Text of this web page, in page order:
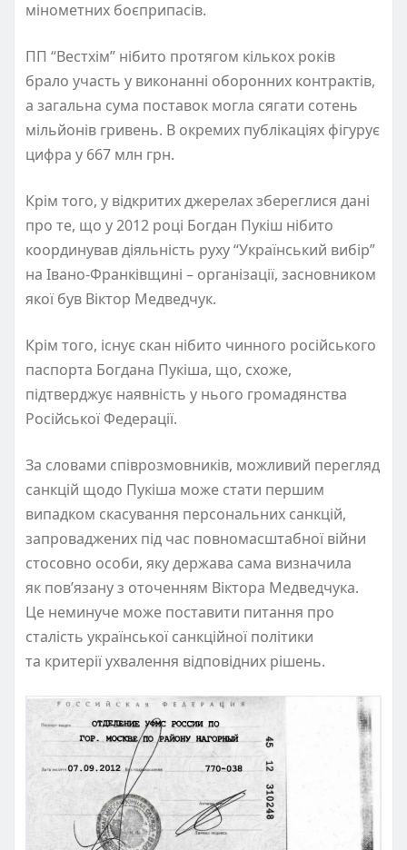
мінометних боєприпасів.
ПП “Вестхім” нібито протягом кількох років
брало участь у виконанні оборонних контрактів,
а загальна сума поставок могла сягати сотень
мільйонів гривень. В окремих публікаціях фігурує
цифра у 667 млн грн.
Крім того, у відкритих джерелах збереглися дані
про те, що у 2012 році Богдан Пукіш нібито
координував діяльність руху “Український вибір”
на Івано-Франківщині – організації, засновником
якої був Віктор Медведчук.
Крім того, існує скан нібито чинного російського
паспорта Богдана Пукіша, що, схоже,
підтверджує наявність у нього громадянства
Російської Федерації.
За словами співрозмовників, можливий перегляд
санкцій щодо Пукіша може стати першим
випадком скасування персональних санкцій,
запроваджених під час повномасштабної війни
стосовно особи, яку держава сама визначила
як пов’язану з оточенням Віктора Медведчука.
Це неминуче може поставити питання про
сталість української санкційної політики
та критерії ухвалення відповідних рішень.